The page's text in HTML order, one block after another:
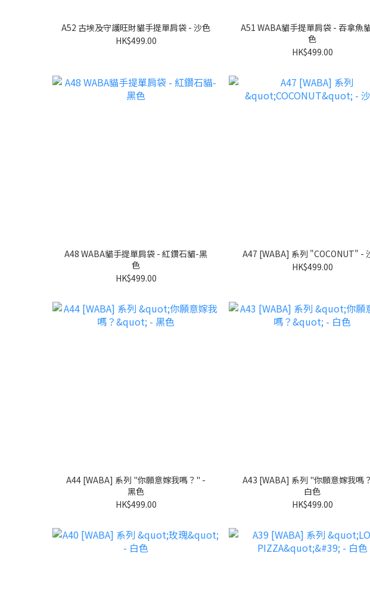
A52 古埃及守護旺財貓手提單肩袋 - 沙色
HK$499.00
A51 WABA貓手提單肩袋 - 吞拿魚貓-黃
色
HK$499.00
A48 WABA貓手提單肩袋 - 紅鑽石貓-黑
色
HK$499.00
A47
HK$499.00
A44 [WABA] 系列 "你願意嫁我嗎？" -
黑色
HK$499.00
A43 [WABA] 系列 "你願意嫁我嗎？" -
白色
HK$499.00